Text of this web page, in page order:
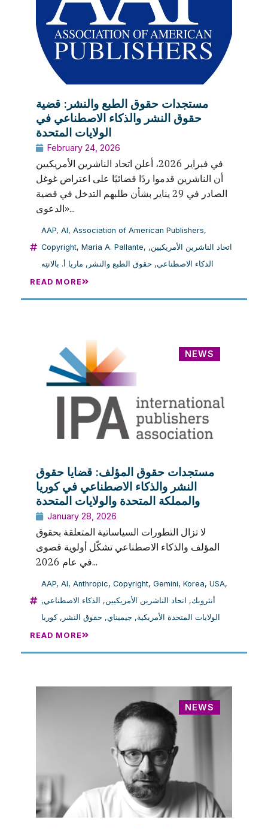
مستجدات حقوق الطبع والنشر: قضية
حقوق النشر والذكاء الاصطناعي في
الولايات المتحدة
February 24, 2026
في فبراير 2026، أعلن اتحاد الناشرين الأمريكيين
أن الناشرين قدموا ردًا قضائيًا على اعتراض غوغل
الصادر في 29 يناير بشأن طلبهم التدخل في قضية
«الدعوى...
AAP, AI, Association of American Publishers,
Copyright, Maria A. Pallante, اتحاد الناشرين الأمريكيين,
الذكاء الاصطناعي, حقوق الطبع والنشر , ماريا أ. بالانتِه
READ MORE
NEWS
مستجدات حقوق المؤلف: قضايا حقوق
النشر والذكاء الاصطناعي في كوريا
والمملكة المتحدة والولايات المتحدة
January 28, 2026
لا تزال التطورات السياساتية المتعلقة بحقوق
المؤلف والذكاء الاصطناعي تشكّل أولوية قصوى
في عام 2026...
AAP, AI, Anthropic, Copyright, Gemini, Korea, USA,
أنثروبك, اتحاد الناشرين الأمريكيين, الذكاء الاصطناعي,
الولايات المتحدة الأمريكية, جيميناي, حقوق النشر ,كوريا
READ MORE
NEWS